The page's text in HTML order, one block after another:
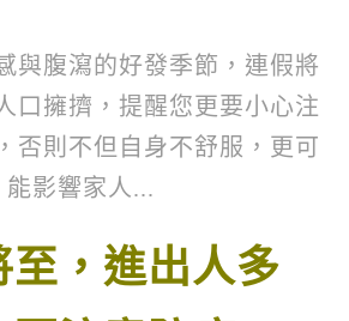
與腹瀉的好發季節，連假將
口擁擠，提醒您更要小心注
否則不但自身不舒服，更可
能影響家人...
至，進出人多